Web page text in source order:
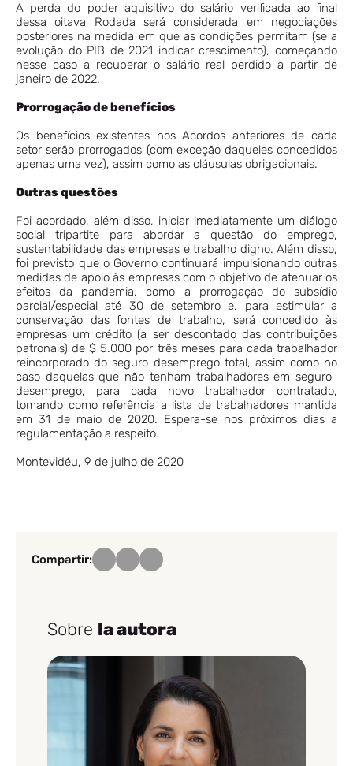
A perda do poder aquisitivo do salário verificada ao final
dessa oitava Rodada será considerada em negociações
posteriores na medida em que as condições permitam (se a
evolução do PIB de 2021 indicar crescimento), começando
nesse caso a recuperar o salário real perdido a partir de
janeiro de 2022.
Prorrogação de benefícios
Os benefícios existentes nos Acordos anteriores de cada
setor serão prorrogados (com exceção daqueles concedidos
apenas uma vez), assim como as cláusulas obrigacionais.
Outras questões
Foi acordado, além disso, iniciar imediatamente um diálogo
social tripartite para abordar a questão do emprego,
sustentabilidade das empresas e trabalho digno. Além disso,
foi previsto que o Governo continuará impulsionando outras
medidas de apoio às empresas com o objetivo de atenuar os
efeitos da pandemia, como a prorrogação do subsídio
parcial/especial até 30 de setembro e, para estimular a
conservação das fontes de trabalho, será concedido às
empresas um crédito (a ser descontado das contribuições
patronais) de $ 5.000 por três meses para cada trabalhador
reincorporado do seguro-desemprego total, assim como no
caso daquelas que não tenham trabalhadores em seguro-
desemprego, para cada novo trabalhador contratado,
tomando como referência a lista de trabalhadores mantida
em 31 de maio de 2020. Espera-se nos próximos dias a
regulamentação a respeito.
Montevidéu, 9 de julho de 2020
Compartir:
Sobre la autora